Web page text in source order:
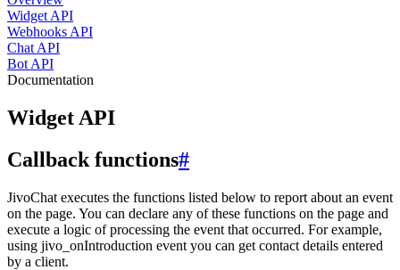
Widget API
Webhooks API
Chat API
Bot API
Documentation
Widget API
Callback functions#
JivoChat executes the functions listed below to report about an event
on the page. You can declare any of these functions on the page and
execute a logic of processing the event that occurred. For example,
using jivo_onIntroduction event you can get contact details entered
by a client.